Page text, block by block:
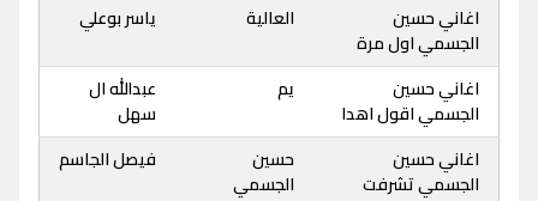
اغاني حسين
الجسمي اول مرة
العالية ياسر بوعلي
اغاني حسين
الجسمي اقول اهدا
يم
عبدالله ال
سهل
اغاني حسين
الجسمي تشرفت
حسين
الجسمي
فيصل الجاسم